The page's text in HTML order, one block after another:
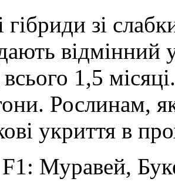
гібриди зі
відмінний
1,5
Рослинам,
укриття в
Муравей,